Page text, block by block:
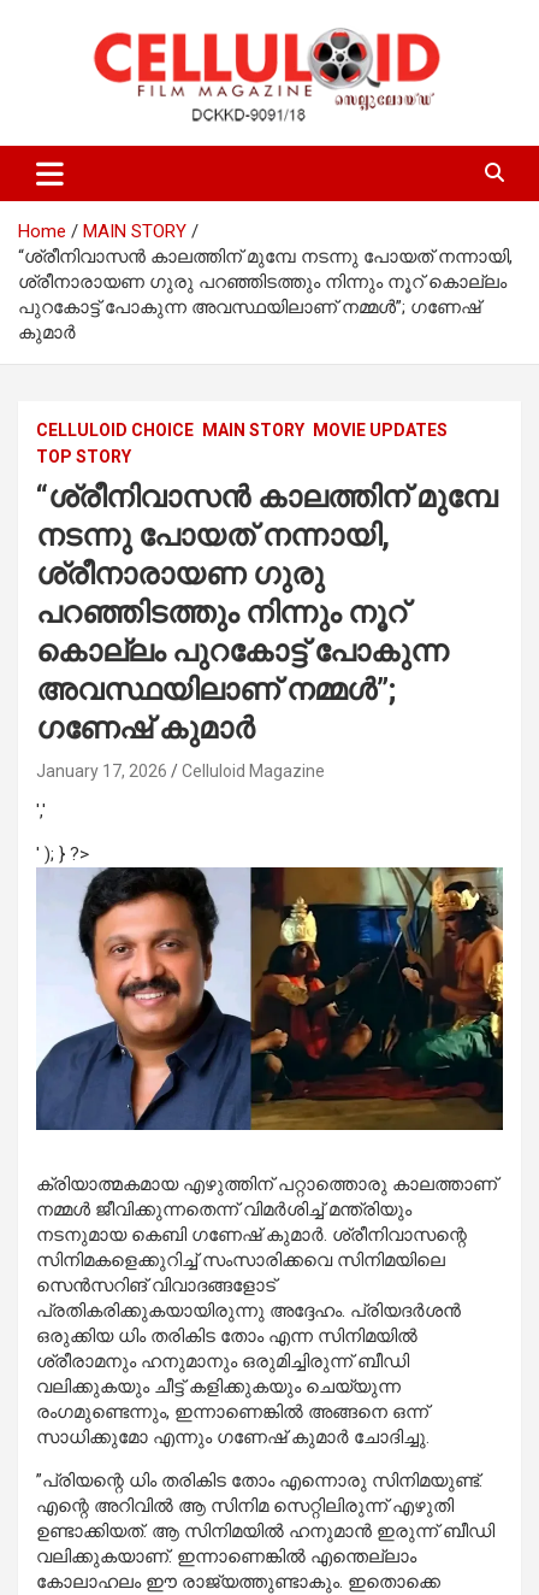
celluloid
Home
MAIN STORY
“ശ്രീനിവാസന്‍ കാലത്തിന് മുമ്പേ നടന്നു പോയത് നന്നായി,
ശ്രീനാരായണ ഗുരു പറഞ്ഞിടത്തും നിന്നും നൂറ് കൊല്ലം
പുറകോട്ട് പോകുന്ന അവസ്ഥയിലാണ് നമ്മള്‍”; ഗണേഷ്
കുമാർ
CELLULOID CHOICE MAIN STORY
MOVIE UPDATES
TOP STORY
“ശ്രീനിവാസന്‍ കാലത്തിന് മുമ്പേ
നടന്നു പോയത് നന്നായി,
ശ്രീനാരായണ ഗുരു
പറഞ്ഞിടത്തും നിന്നും നൂറ്
കൊല്ലം പുറകോട്ട് പോകുന്ന
അവസ്ഥയിലാണ് നമ്മള്‍”;
ഗണേഷ് കുമാർ
January 17, 2026 Celluloid Magazine
','
' ); } ?>
ക്രിയാത്മകമായ എഴുത്തിന് പറ്റാത്തൊരു കാലത്താണ്
നമ്മള്‍ ജീവിക്കുന്നതെന്ന് വിമർശിച്ച്മന്ത്രിയും
നടനുമായ കെബി ഗണേഷ് കുമാര്‍. ശ്രീനിവാസന്റെ
സിനിമകളെക്കുറിച്ച് സംസാരിക്കവെ സിനിമയിലെ
സെന്‍സറിങ് വിവാദങ്ങളോട്
പ്രതികരിക്കുകയായിരുന്നു അദ്ദേഹം. പ്രിയദര്‍ശന്‍
ഒരുക്കിയ ധിം തരികിട തോം എന്ന സിനിമയില്‍
ശ്രീരാമനും ഹനുമാനും ഒരുമിച്ചിരുന്ന് ബീഡി
വലിക്കുകയും ചീട്ട് കളിക്കുകയും ചെയ്യുന്ന
രംഗമുണ്ടെന്നും, ഇന്നാണെങ്കിൽ അങ്ങനെ ഒന്ന്
സാധിക്കുമോ എന്നും ഗണേഷ് കുമാർ ചോദിച്ചു.
”പ്രിയന്റെ ധിം തരികിട തോം എന്നൊരു സിനിമയുണ്ട്.
എന്റെ അറിവില്‍ ആ സിനിമ സെറ്റിലിരുന്ന് എഴുതി
ഉണ്ടാക്കിയത്. ആ സിനിമയില്‍ ഹനുമാന്‍ ഇരുന്ന് ബീഡി
വലിക്കുകയാണ്. ഇന്നാണെങ്കില്‍ എന്തെല്ലാം
കോലാഹലം ഈ രാജ്യത്തുണ്ടാകും. ഇതൊക്കെ